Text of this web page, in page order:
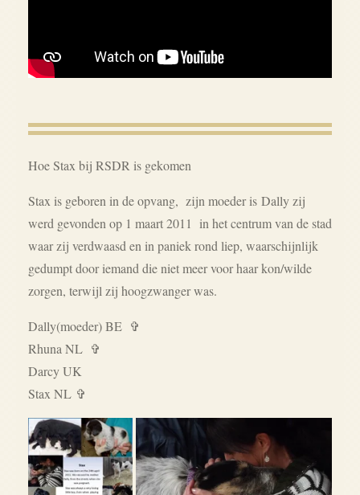
Hoe Stax bij RSDR is gekomen
Stax is geboren in de opvang, zijn moeder is Dally zij
werd gevonden op 1 maart 2011 in het centrum van de stad
waar zij verdwaasd en in paniek rond liep, waarschijnlijk
gedumpt door iemand die niet meer voor haar kon/wilde
zorgen, terwijl zij hoogzwanger was.
Dally(moeder) BE ✞
Rhuna NL ✞
Darcy UK
Stax NL ✞